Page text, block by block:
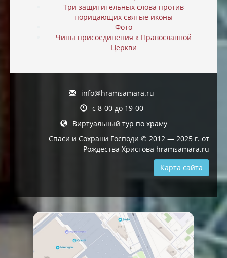
Три защитительных слова против
порицающих святые иконы
Фото
Чины присоединения к Православной
Церкви
info@hramsamara.ru
с 8-00 до 19-00
Виртуальный тур по храму
Спаси и Сохрани Господи © 2012 — 2025 г. от
Рождества Христова hramsamara.ru
Карта сайта